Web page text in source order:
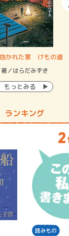
かれた家 けもの道
著／はらだみずき
もっとみる
ランキング
読みもの